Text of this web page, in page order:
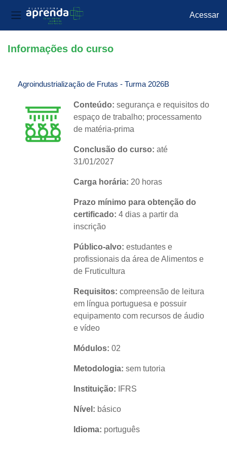
Painel lateral
Acessar
Informações do curso
Agroindustrialização de Frutas - Turma 2026B
Conteúdo: segurança e requisitos do
espaço de trabalho; processamento
de matéria-prima
Conclusão do curso: até
31/01/2027
Carga horária: 20 horas
Prazo mínimo para obtenção do
certificado: 4 dias a partir da
inscrição
Público-alvo: estudantes e
profissionais da área de Alimentos e
de Fruticultura
Requisitos: compreensão de leitura
em língua portuguesa e possuir
equipamento com recursos de áudio
e vídeo
Módulos: 02
Metodologia: sem tutoria
Instituição: IFRS
Nível: básico
Idioma: português